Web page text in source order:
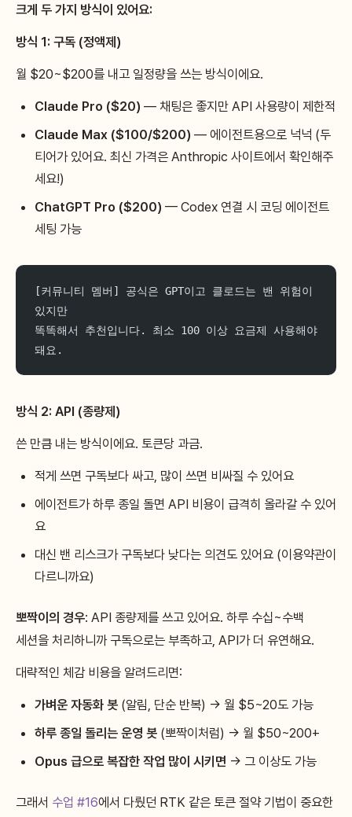
크게 두 가지 방식이 있어요:
방식 1: 구독 (정액제)
월 $20~$200를 내고 일정량을 쓰는 방식이에요.
Claude Pro ($20) — 채팅은 좋지만 API 사용량이 제한적
Claude Max ($100/$200) — 에이전트용으로 넉넉 (두
티어가 있어요. 최신 가격은 Anthropic 사이트에서 확인해주
세요!)
ChatGPT Pro ($200) — Codex 연결 시 코딩 에이전트
세팅 가능
[커뮤니티 멤버] 공식은 GPT이고 클로드는 밴 위험이
있지만
똑똑해서 추천입니다. 최소 100 이상 요금제 사용해야
돼요.
방식 2: API (종량제)
쓴 만큼 내는 방식이에요. 토큰당 과금.
적게 쓰면 구독보다 싸고, 많이 쓰면 비싸질 수 있어요
에이전트가 하루 종일 돌면 API 비용이 급격히 올라갈 수 있어
요
대신 밴 리스크가 구독보다 낮다는 의견도 있어요 (이용약관이
다르니까요)
뽀짝이의 경우: API 종량제를 쓰고 있어요. 하루 수십~수백
세션을 처리하니까 구독으로는 부족하고, API가 더 유연해요.
대략적인 체감 비용을 알려드리면:
가벼운 자동화 봇 (알림, 단순 반복) → 월 $5~20도 가능
하루 종일 돌리는 운영 봇 (뽀짝이처럼) → 월 $50~200+
Opus 급으로 복잡한 작업 많이 시키면 → 그 이상도 가능
그래서 수업 #16에서 다뤘던 RTK 같은 토큰 절약 기법이 중요한